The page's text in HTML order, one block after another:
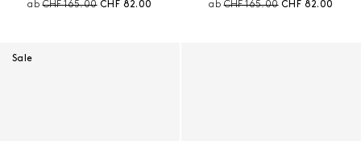
abPreis vor Rabatt:
CHF 165.00 Aktueller Preis:
CHF 82.00
abPreis vor Rabatt:
CHF 165.00 Aktueller Preis:
CHF 82.00
Sale